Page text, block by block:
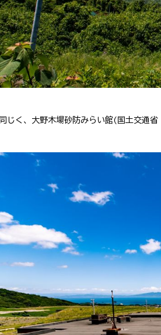
同じく、大野木場砂防みらい館(国土交通